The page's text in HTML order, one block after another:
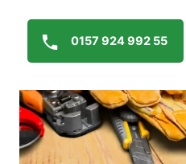
0157 924 992 55